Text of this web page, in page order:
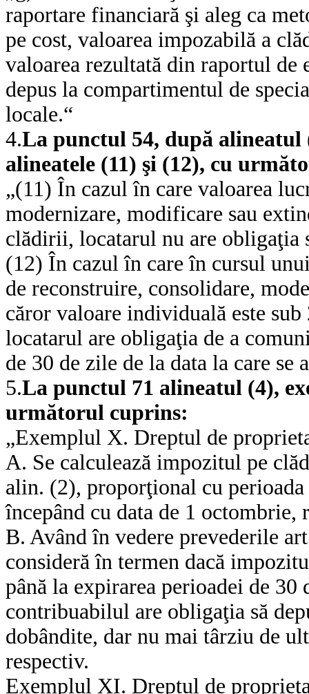
raportare financiară şi aleg ca
pe cost, valoarea impozabilă a
valoarea rezultată din raportul de
depus la compartimentul de
locale.“
4.La punctul 54, după alineatul
alineatele (11) şi (12), cu
„(11) În cazul în care valoarea
modernizare, modificare sau
clădirii, locatarul nu are obligaţia
(12) În cazul în care în cursul
de reconstruire, consolidare,
căror valoare individuală este
locatarul are obligaţia de a
de 30 de zile de la data la care se
5.La punctul 71 alineatul (4),
următorul cuprins:
„Exemplul X. Dreptul de
A. Se calculează impozitul pe
alin. (2), proporţional cu
începând cu data de 1
B. Având în vedere prevederile
consideră în termen dacă
până la expirarea perioadei de
contribuabilul are obligaţia să
dobândite, dar nu mai târziu de
respectiv.
Exemplul XI. Dreptul de